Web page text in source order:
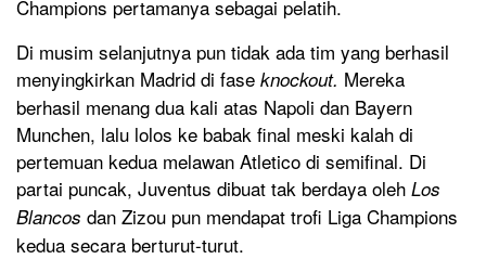
Champions pertamanya sebagai pelatih.
Di musim selanjutnya pun tidak ada tim yang berhasil
menyingkirkan Madrid di fase knockout. Mereka
berhasil menang dua kali atas Napoli dan Bayern
Munchen, lalu lolos ke babak final meski kalah di
pertemuan kedua melawan Atletico di semifinal. Di
partai puncak, Juventus dibuat tak berdaya oleh Los
Blancos dan Zizou pun mendapat trofi Liga Champions
kedua secara berturut-turut.